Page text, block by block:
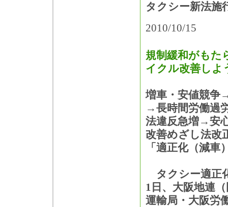
タクシー新法施
2010/10/15
規制緩和がもた
イクル改善しよ
増車・安値競争
→長時間労働過
法違反急増→安
改善めざし法改
「適正化（減車
タクシー適正
1日、大阪地連
運輸局・大阪労